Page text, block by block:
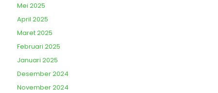
Mei 2025
April 2025
Maret 2025
Februari 2025
Januari 2025
Desember 2024
November 2024